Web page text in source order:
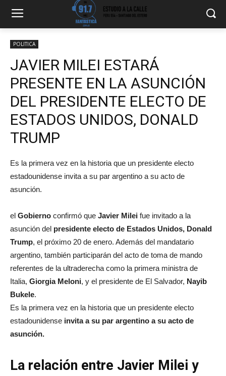
POLITICA
JAVIER MILEI ESTARÁ
PRESENTE EN LA ASUNCIÓN
DEL PRESIDENTE ELECTO DE
ESTADOS UNIDOS, DONALD
TRUMP
Es la primera vez en la historia que un presidente electo
estadounidense invita a su par argentino a su acto de
asunción.
el Gobierno confirmó que Javier Milei fue invitado a la
asunción del presidente electo de Estados Unidos, Donald
Trump, el próximo 20 de enero. Además del mandatario
argentino, también participarán del acto de toma de mando
referentes de la ultraderecha como la primera ministra de
Italia, Giorgia Meloni, y el presidente de El Salvador, Nayib
Bukele.
Es la primera vez en la historia que un presidente electo
estadounidense invita a su par argentino a su acto de
asunción.
La relación entre Javier Milei y